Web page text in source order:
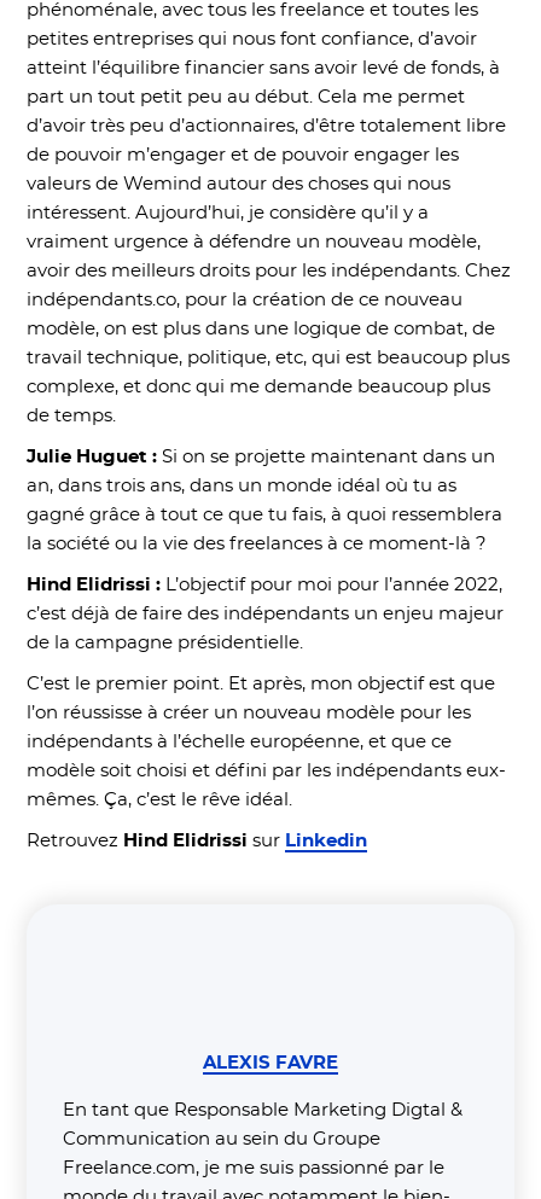
phénoménale, avec tous les freelance et toutes les
petites entreprises qui nous font confiance, d’avoir
atteint l’équilibre financier sans avoir levé de fonds, à
part un tout petit peu au début. Cela me permet
d’avoir très peu d’actionnaires, d’être totalement libre
de pouvoir m’engager et de pouvoir engager les
valeurs de Wemind autour des choses qui nous
intéressent. Aujourd’hui, je considère qu’il y a
vraiment urgence à défendre un nouveau modèle,
avoir des meilleurs droits pour les indépendants. Chez
indépendants.co, pour la création de ce nouveau
modèle, on est plus dans une logique de combat, de
travail technique, politique, etc, qui est beaucoup plus
complexe, et donc qui me demande beaucoup plus
de temps.
Julie Huguet : Si on se projette maintenant dans un
an, dans trois ans, dans un monde idéal où tu as
gagné grâce à tout ce que tu fais, à quoi ressemblera
la société ou la vie des freelances à ce moment-là ?
Hind Elidrissi : L’objectif pour moi pour l’année 2022,
c’est déjà de faire des indépendants un enjeu majeur
de la campagne présidentielle.
C’est le premier point. Et après, mon objectif est que
l’on réussisse à créer un nouveau modèle pour les
indépendants à l’échelle européenne, et que ce
modèle soit choisi et défini par les indépendants eux-
mêmes. Ça, c’est le rêve idéal.
Retrouvez Hind Elidrissi sur Linkedin
ALEXIS FAVRE
En tant que Responsable Marketing Digtal &
Communication au sein du Groupe
Freelance.com, je me suis passionné par le